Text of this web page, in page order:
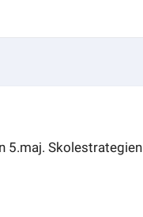
5.maj. Skolestrategien